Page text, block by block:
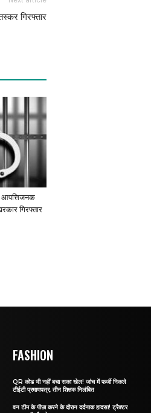
गिरफ्तार
आपत्तिजनक
गिरफ्तार
FASHION
QR कोड भी नहीं बचा सका खेल! जांच में फर्जी निकले
टीईटी प्रमाणपत्र, तीन शिक्षक निलंबित
वन टीम के पीछा करने के दौरान दर्दनाक हादसा! ट्रैक्टर